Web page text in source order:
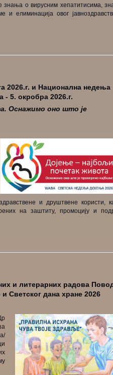
о вирусним хепатитисима,
елиминација овог
2026.г. и Национална недења
- 5. окробра 2026.г.
Оснажимо оно што је
и друштвене користи,
на заштиту, промоцију и
и литерарних радова
Светског дана хране 2026